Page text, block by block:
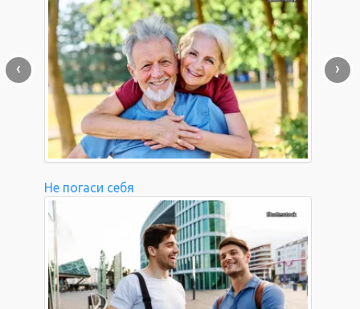
Не погаси себя
‹ ›